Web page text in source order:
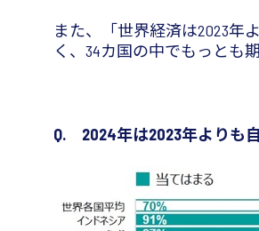
また、「世界経済は2023年
く、34カ国の中でもっとも
Q. 2024年は2023年よりも